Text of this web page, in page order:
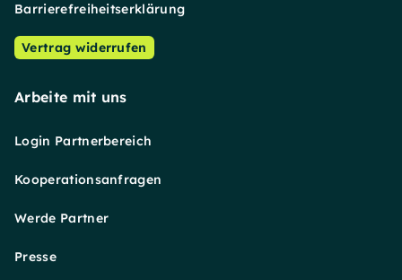
Barrierefreiheitserklärung
Vertrag widerrufen
Arbeite mit uns
Login Partnerbereich
Kooperationsanfragen
Werde Partner
Presse